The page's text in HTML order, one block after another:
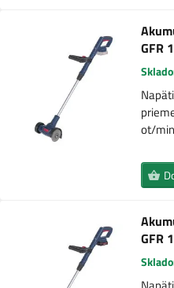
GFR
ot/
GFR